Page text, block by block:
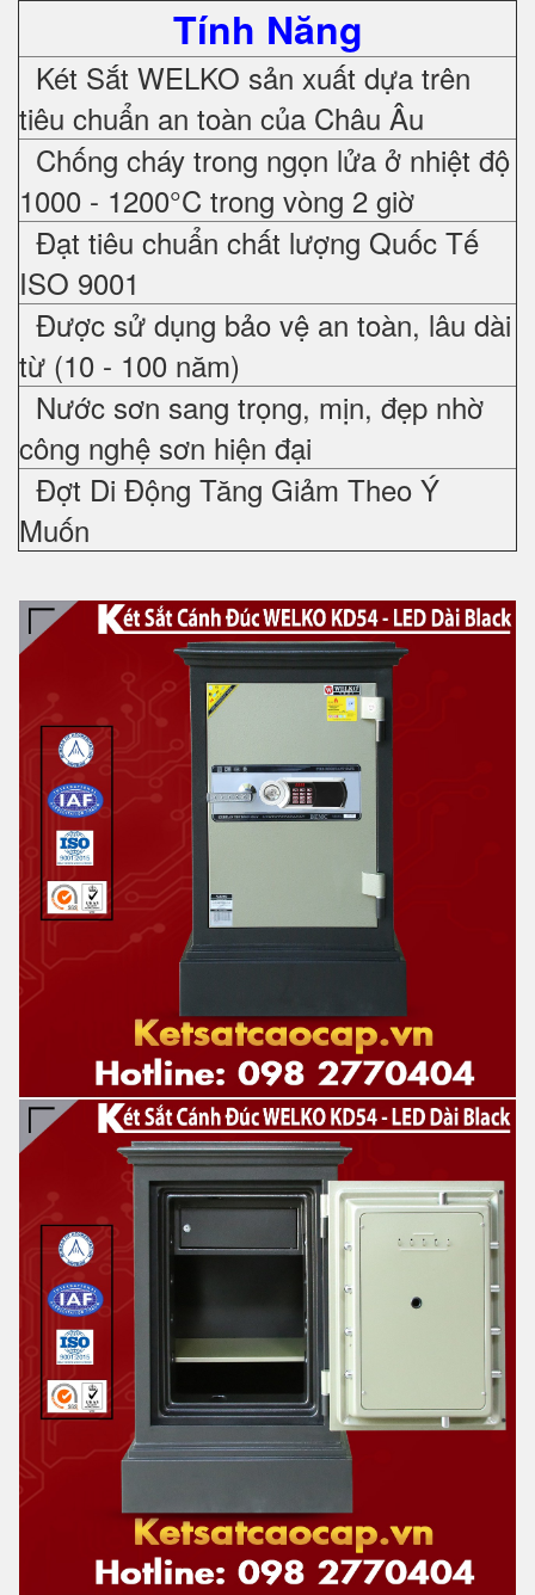
Tính Năng
Két Sắt WELKO sản xuất dựa trên
tiêu chuẩn an toàn của Châu Âu
Chống cháy trong ngọn lửa ở nhiệt độ
1000 - 1200°C trong vòng 2 giờ
Đạt tiêu chuẩn chất lượng Quốc Tế
ISO 9001
Được sử dụng bảo vệ an toàn, lâu dài
từ (10 - 100 năm)
Nước sơn sang trọng, mịn, đẹp nhờ
công nghệ sơn hiện đại
Đợt Di Động Tăng Giảm Theo Ý
Muốn